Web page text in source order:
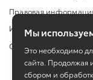
Правовая
Изменить настройку
Сбросить cookie
Мы
Это необходимо
сайта. Продолжая
сбором и